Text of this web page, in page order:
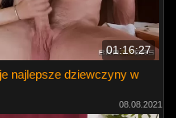
01:16:27
najlepsze dziewczyny w
08.08.2021